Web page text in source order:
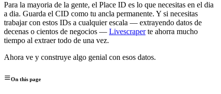
Para la mayoria de la gente, el Place ID es lo que necesitas en el dia
a dia. Guarda el CID como tu ancla permanente. Y si necesitas
trabajar con estos IDs a cualquier escala — extrayendo datos de
decenas o cientos de negocios — Livescraperte ahorra mucho
tiempo al extraer todo de una vez.
Ahora ve y construye algo genial con esos datos.
On this page